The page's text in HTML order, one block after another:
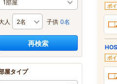
人 子供 0名
再検索
屋タイプ
ポ
ポ